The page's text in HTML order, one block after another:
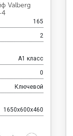
Valberg
4
165
2
A1 класс
0
Ключевой
1650x600x460